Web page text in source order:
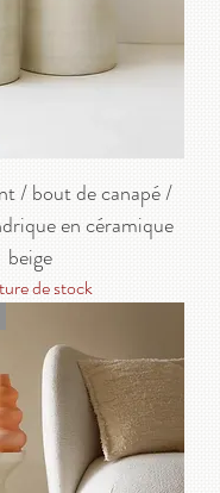
/ bout de canapé /
en céramique
beige
de stock